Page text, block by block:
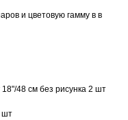
и цветовую гамму в в
48 см без рисунка 2 шт
шт